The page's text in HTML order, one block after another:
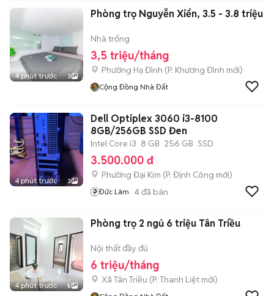
4 phút trước 3
Phòng trọ Nguyễn Xiển, 3.5 - 3.8 triệu
Nhà trống
3,5 triệu/tháng
Phường Hạ Đình (P. Khương Đình mới)
Cộng Đồng Nhà Đất
4 phút trước 3
Dell Optiplex 3060 i3-8100
8GB/256GB SSD Đen
Intel Core i3 8 GB 256 GB SSD
3.500.000 đ
Phường Đại Kim (P. Định Công mới)
Đức Lâm 4đã bán
4 phút trước 5
Phòng trọ 2 ngủ 6 triệu Tân Triều
Nội thất đầy đủ
6 triệu/tháng
Xã Tân Triều (P. Thanh Liệt mới)